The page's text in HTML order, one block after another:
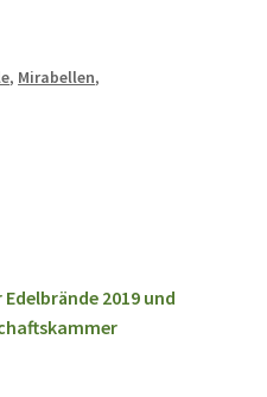
, Mirabellen,
2019 und